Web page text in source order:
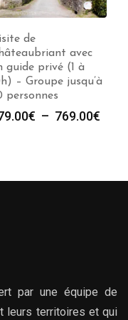
de
avec
guide privé (1 à
– Groupe jusqu’à
personnes
€ – 769.00€
à
par une équipe de
leurs territoires et qui